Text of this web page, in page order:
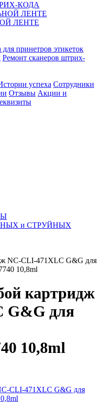
КОДА
ЛЕНТЕ
для принетров этикеток
Ремонт сканеров штрих-
успеха Сотрудники
Отзывы Акции и
и СТРУЙНЫХ
NC-CLI-471XLC G&G для
10,8ml
картридж
G&G для
10,8ml